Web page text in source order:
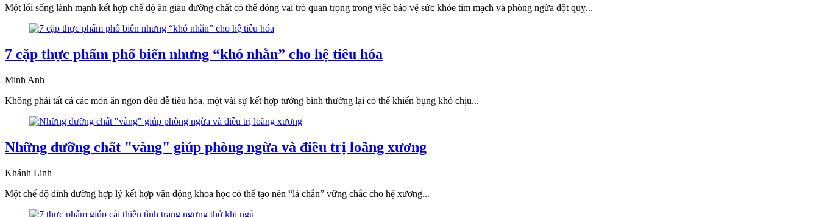
Một lối sống lành mạnh kết hợp chế độ ăn giàu dưỡng chất có thể đóng vai trò quan trọng trong việc bảo vệ sức khỏe tim mạch và phòng ngừa đột quỵ...
7 cặp thực phẩm phổ biến nhưng “khó nhằn” cho hệ tiêu hóa
Minh Anh
Không phải tất cả các món ăn ngon đều dễ tiêu hóa, một vài sự kết hợp tưởng bình thường lại có thể khiến bụng khó chịu...
Những dưỡng chất "vàng" giúp phòng ngừa và điều trị loãng xương
Khánh Linh
Một chế độ dinh dưỡng hợp lý kết hợp vận động khoa học có thể tạo nên “lá chắn” vững chắc cho hệ xương...